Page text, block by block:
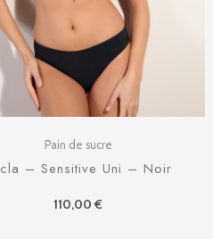
Pain de sucre
– Sensitive Uni – Noir
110,00 €